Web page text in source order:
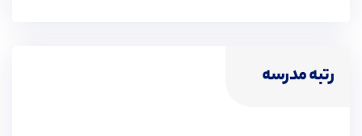
ویزای تحصیلیرتبه مدرسه